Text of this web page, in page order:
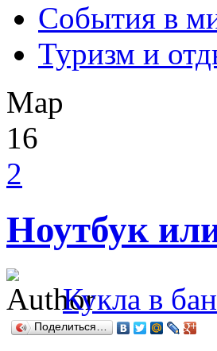
События в
Туризм и
Мар
16
2
Ноутбук
Кукла в
Поделиться…